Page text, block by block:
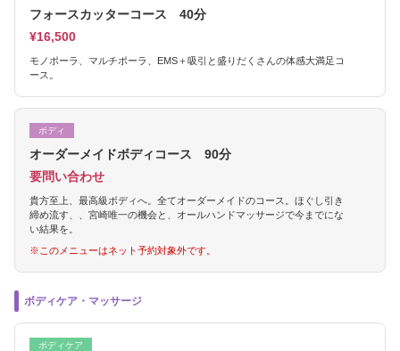
フォースカッターコース 40分
¥16,500
モノポーラ、マルチポーラ、EMS＋吸引と盛りだくさんの体感大満足コ
ース。
ボディ
オーダーメイドボディコース 90分
要問い合わせ
貴方至上、最高級ボディへ。全てオーダーメイドのコース。ほぐし引き
締め流す、、宮崎唯一の機会と、オールハンドマッサージで今までにな
い結果を。
※このメニューはネット予約対象外です。
ボディケア・マッサージ
ボディケア